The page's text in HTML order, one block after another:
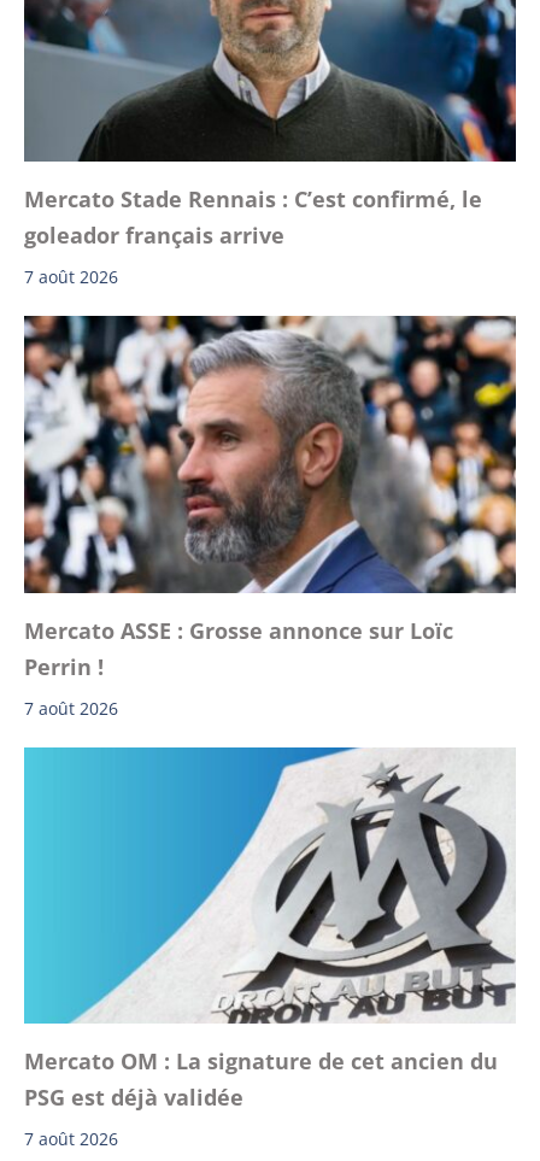
Mercato Stade Rennais : C’est confirmé, le
goleador français arrive
7 août 2026
Mercato ASSE : Grosse annonce sur Loïc
Perrin !
7 août 2026
Mercato OM : La signature de cet ancien du
PSG est déjà validée
7 août 2026